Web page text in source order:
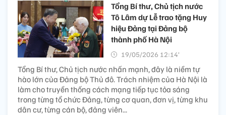
Tổng Bí thư, Chủ tịch nước
Tô Lâm dự Lễ trao tặng Huy
hiệu Đảng tại Đảng bộ
thành phố Hà Nội
19/05/2026 12:14’
Tổng Bí thư, Chủ tịch nước nhấn mạnh, đây là niềm tự
hào lớn của Đảng bộ Thủ đô. Trách nhiệm của Hà Nội là
làm cho truyền thống cách mạng tiếp tục tỏa sáng
trong từng tổ chức Đảng, từng cơ quan, đơn vị, từng khu
dân cư, từng cán bộ, đảng viên...